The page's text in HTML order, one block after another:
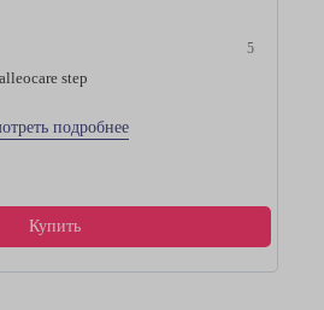
5
step
подробнее
Купить